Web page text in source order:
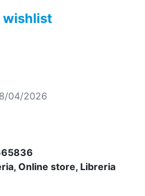
wishlist
04/2026
Online store, Libreria